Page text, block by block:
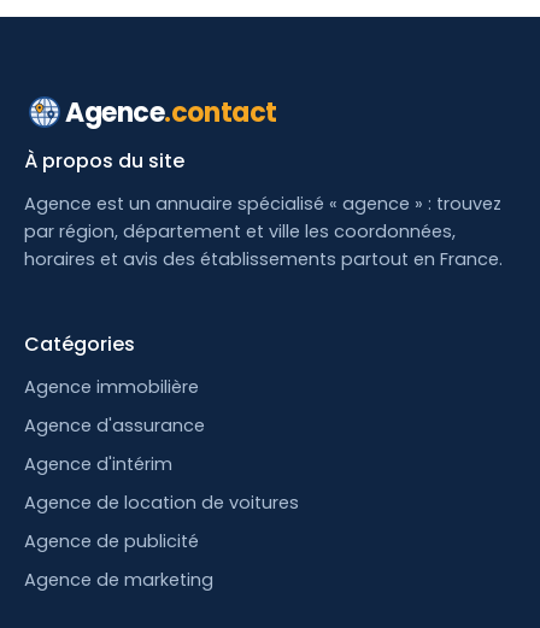
Agence.contact
À propos du site
Agence est un annuaire spécialisé « agence » : trouvez
par région, département et ville les coordonnées,
horaires et avis des établissements partout en France.
Catégories
Agence immobilière
Agence d'assurance
Agence d'intérim
Agence de location de voitures
Agence de publicité
Agence de marketing